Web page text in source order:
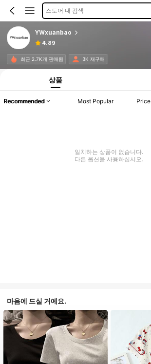
스토어 내 검색
YWxuanbao
4.89
최근 2.7K개 판매됨 3K 재구매
상품
Recommended Most Popular Price
일치하는 상품이 없습니다.
다른 옵션을 사용하십시오.
마음에 드실 거예요.